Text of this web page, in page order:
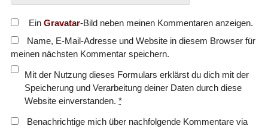
Ein Gravatar-Bild neben meinen Kommentaren anzeigen.
Name, E-Mail-Adresse und Website in diesem Browser für
meinen nächsten Kommentar speichern.
Mit der Nutzung dieses Formulars erklärst du dich mit der
Speicherung und Verarbeitung deiner Daten durch diese
Website einverstanden. *
Benachrichtige mich über nachfolgende Kommentare via